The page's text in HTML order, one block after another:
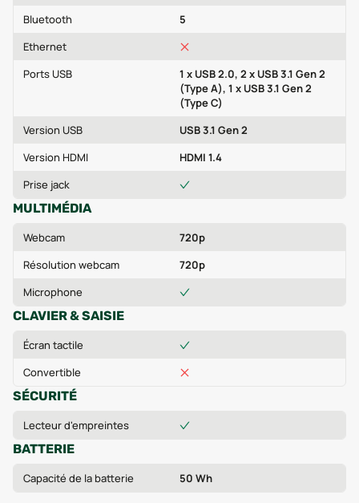
Bluetooth
5
Ethernet
Ports USB
1 x USB 2.0, 2 x USB 3.1 Gen 2
(Type A), 1 x USB 3.1 Gen 2
(Type C)
Version USB
USB 3.1 Gen 2
Version HDMI
HDMI 1.4
Prise jack
MULTIMÉDIA
Webcam
720p
Résolution webcam
720p
Microphone
CLAVIER & SAISIE
Écran tactile
Convertible
SÉCURITÉ
Lecteur d'empreintes
BATTERIE
Capacité de la batterie 50 Wh